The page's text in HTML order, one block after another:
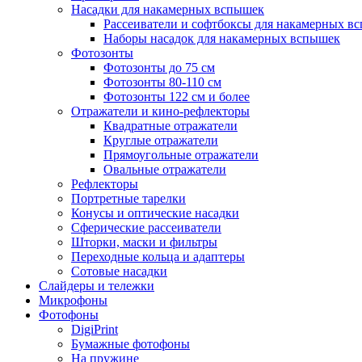
Насадки для накамерных вспышек
Рассеиватели и софтбоксы для накамерных
Наборы насадок для накамерных вспышек
Фотозонты
Фотозонты до 75 см
Фотозонты 80-110 см
Фотозонты 122 см и более
Отражатели и кино-рефлекторы
Квадратные отражатели
Круглые отражатели
Прямоугольные отражатели
Овальные отражатели
Рефлекторы
Портретные тарелки
Конусы и оптические насадки
Сферические рассеиватели
Шторки, маски и фильтры
Переходные кольца и адаптеры
Сотовые насадки
Слайдеры и тележки
Микрофоны
Фотофоны
DigiPrint
Бумажные фотофоны
На пружине